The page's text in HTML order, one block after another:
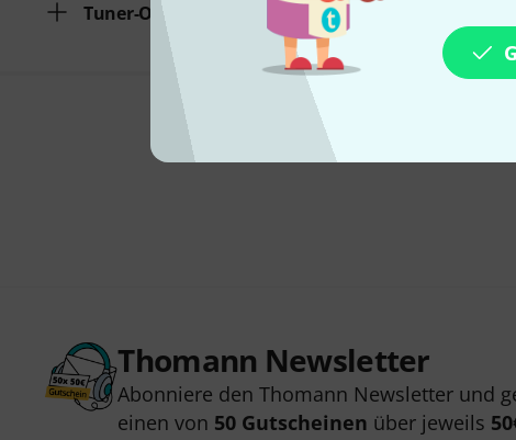
Tuner-Out
Thomann Newsletter
Abonniere den Thomann Newsletter und
einen von 50 Gutscheinen über jeweils